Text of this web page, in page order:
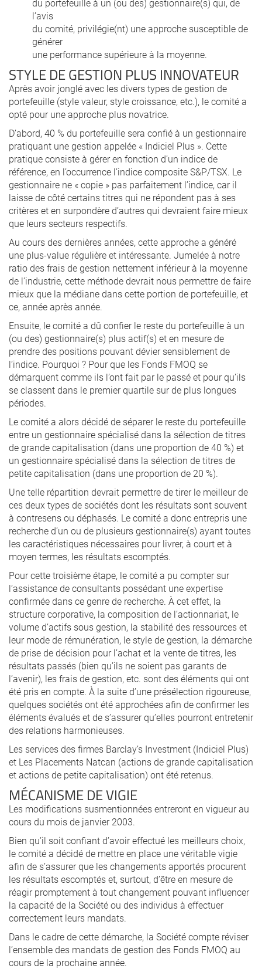
du portefeuille à un (ou des) gestionnaire(s) qui, de
l’avis
du comité, privilégie(nt) une approche susceptible de
générer
une performance supérieure à la moyenne.
STYLE DE GESTION PLUS INNOVATEUR
Après avoir jonglé avec les divers types de gestion de
portefeuille (style valeur, style croissance, etc.), le comité a
opté pour une approche plus novatrice.
D’abord, 40 % du portefeuille sera confié à un gestionnaire
pratiquant une gestion appelée « Indiciel Plus ». Cette
pratique consiste à gérer en fonction d’un indice de
référence, en l’occurrence l’indice composite S&P/TSX. Le
gestionnaire ne « copie » pas parfaitement l’indice, car il
laisse de côté certains titres qui ne répondent pas à ses
critères et en surpondère d’autres qui devraient faire mieux
que leurs secteurs respectifs.
Au cours des dernières années, cette approche a généré
une plus-value régulière et intéressante. Jumelée à notre
ratio des frais de gestion nettement inférieur à la moyenne
de l’industrie, cette méthode devrait nous permettre de faire
mieux que la médiane dans cette portion de portefeuille, et
ce, année après année.
Ensuite, le comité a dû confier le reste du portefeuille à un
(ou des) gestionnaire(s) plus actif(s) et en mesure de
prendre des positions pouvant dévier sensiblement de
l’indice. Pourquoi ? Pour que les Fonds FMOQ se
démarquent comme ils l’ont fait par le passé et pour qu’ils
se classent dans le premier quartile sur de plus longues
périodes.
Le comité a alors décidé de séparer le reste du portefeuille
entre un gestionnaire spécialisé dans la sélection de titres
de grande capitalisation (dans une proportion de 40 %) et
un gestionnaire spécialisé dans la sélection de titres de
petite capitalisation (dans une proportion de 20 %).
Une telle répartition devrait permettre de tirer le meilleur de
ces deux types de sociétés dont les résultats sont souvent
à contresens ou déphasés. Le comité a donc entrepris une
recherche d’un ou de plusieurs gestionnaire(s) ayant toutes
les caractéristiques nécessaires pour livrer, à court et à
moyen termes, les résultats escomptés.
Pour cette troisième étape, le comité a pu compter sur
l’assistance de consultants possédant une expertise
confirmée dans ce genre de recherche. À cet effet, la
structure corporative, la composition de l’actionnariat, le
volume d’actifs sous gestion, la stabilité des ressources et
leur mode de rémunération, le style de gestion, la démarche
de prise de décision pour l’achat et la vente de titres, les
résultats passés (bien qu’ils ne soient pas garants de
l’avenir), les frais de gestion, etc. sont des éléments qui ont
été pris en compte. À la suite d’une présélection rigoureuse,
quelques sociétés ont été approchées afin de confirmer les
éléments évalués et de s’assurer qu’elles pourront entretenir
des relations harmonieuses.
Les services des firmes Barclay’s Investment (Indiciel Plus)
et Les Placements Natcan (actions de grande capitalisation
et actions de petite capitalisation) ont été retenus.
MÉCANISME DE VIGIE
Les modifications susmentionnées entreront en vigueur au
cours du mois de janvier 2003.
Bien qu’il soit confiant d’avoir effectué les meilleurs choix,
le comité a décidé de mettre en place une véritable vigie
afin de s’assurer que les changements apportés procurent
les résultats escomptés et, surtout, d’être en mesure de
réagir promptement à tout changement pouvant influencer
la capacité de la Société ou des individus à effectuer
correctement leurs mandats.
Dans le cadre de cette démarche, la Société compte réviser
l’ensemble des mandats de gestion des Fonds FMOQ au
cours de la prochaine année.